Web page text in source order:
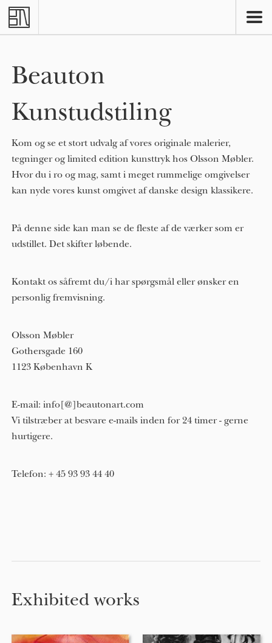
Skip to main content
Beauton
Kunstudstiling
Kom og se et stort udvalg af vores originale malerier,
tegninger og limited edition kunsttryk hos Olsson Møbler.
Hvor du i ro og mag, samt i meget rummelige omgivelser
kan nyde vores kunst omgivet af danske design klassikere.
På denne side kan man se de fleste af de værker som er
udstillet. Det skifter løbende.
Kontakt os såfremt du/i har spørgsmål eller ønsker en
personlig fremvisning.
Olsson Møbler
Gothersgade 160
1123 København K
E-mail: info[@]beautonart.com
Vi tilstræber at besvare e-mails inden for 24 timer - gerne
hurtigere.
Telefon: + 45 93 93 44 40
Exhibited works